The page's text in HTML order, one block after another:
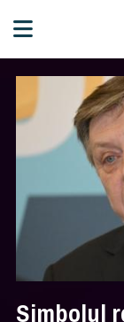
Simbolul